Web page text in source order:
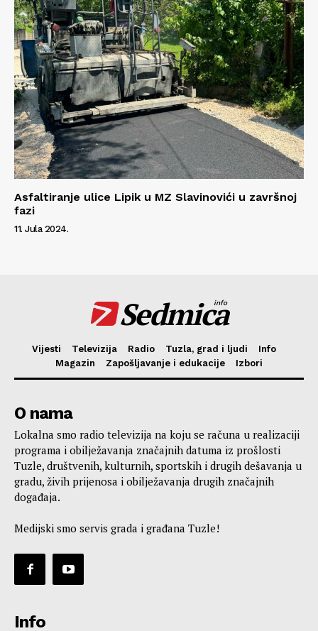
Asfaltiranje ulice Lipik u MZ Slavinovići u završnoj
fazi
11. Jula 2024.
Sedmica
info
Vijesti Televizija Radio Tuzla, grad i ljudi
Info
Magazin
Zapošljavanje i edukacije Izbori
O nama
Lokalna smo radio televizija na koju se računa u realizaciji
programa i obilježavanja značajnih datuma iz prošlosti
Tuzle, društvenih, kulturnih, sportskih i drugih dešavanja u
gradu, živih prijenosa i obilježavanja drugih značajnih
događaja.
Medijski smo servis grada i građana Tuzle!
Info